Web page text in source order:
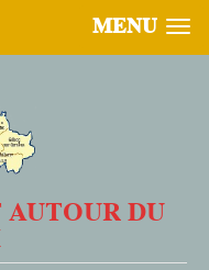
MENU
DU